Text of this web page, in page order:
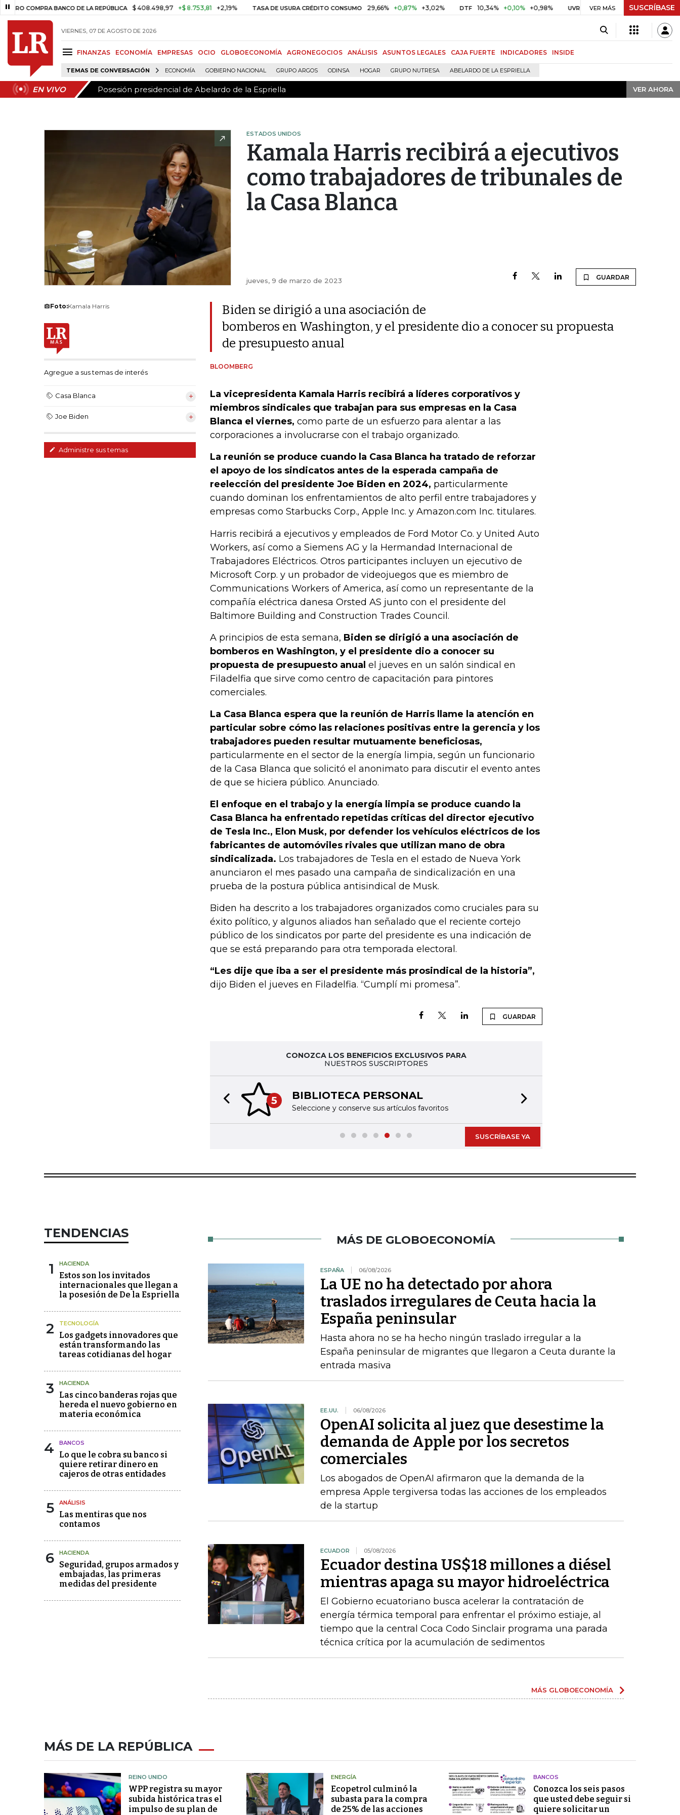
BANCO DE LA REPÚBLICA $ 408.498,97 +$ 8.753,81 +2,19% TASA DE USURA CRÉDITO CONSUMO 29,66% +0,87% +3,02% DTF 10,34% +0,10% +0,98% UVR $ 416,91 +$ 0,05 +0,01% BITCOIN
VER MÁS SUSCRÍBASE
VIERNES, 07 DE AGOSTO DE 2026
FINANZAS ECONOMÍA EMPRESAS OCIO GLOBOECONOMÍA AGRONEGOCIOS ANÁLISIS ASUNTOS LEGALES CAJA FUERTE INDICADORES INSIDE
TEMAS DE CONVERSACIÓN ECONOMÍA GOBIERNO NACIONAL GRUPO ARGOS ODINSA HOGAR GRUPO NUTRESA ABELARDO DE LA ESPRIELLA
EN VIVO Posesión presidencial de Abelardo de la Espriella VER AHORA
EN VIVO Posesión presidencial de Abelardo de la Espriella VER AHORA
ESTADOS UNIDOS
Kamala Harris recibirá a ejecutivos
como trabajadores de tribunales de
la Casa Blanca
jueves, 9 de marzo de 2023 GUARDAR
Foto:Kamala Harris
Agregue a sus temas de interés
Casa Blanca
Joe Biden
Administre sus temas
Biden se dirigió a una asociación de
bomberos en Washington, y el presidente dio a conocer su propuesta
de presupuesto anual
BLOOMBERG
La vicepresidenta Kamala Harris recibirá a líderes corporativos y
miembros sindicales que trabajan para sus empresas en la Casa
Blanca el viernes, como parte de un esfuerzo para alentar a las
corporaciones a involucrarse con el trabajo organizado.
La reunión se produce cuando la Casa Blanca ha tratado de reforzar
el apoyo de los sindicatos antes de la esperada campaña de
reelección del presidente Joe Biden en 2024, particularmente
cuando dominan los enfrentamientos de alto perfil entre trabajadores y
empresas como Starbucks Corp., Apple Inc. y Amazon.com Inc. titulares.
Harris recibirá a ejecutivos y empleados de Ford Motor Co. y United Auto
Workers, así como a Siemens AG y la Hermandad Internacional de
Trabajadores Eléctricos. Otros participantes incluyen un ejecutivo de
Microsoft Corp. y un probador de videojuegos que es miembro de
Communications Workers of America, así como un representante de la
compañía eléctrica danesa Orsted AS junto con el presidente del
Baltimore Building and Construction Trades Council.
A principios de esta semana, Biden se dirigió a una asociación de
bomberos en Washington, y el presidente dio a conocer su
propuesta de presupuesto anual el jueves en un salón sindical en
Filadelfia que sirve como centro de capacitación para pintores
comerciales.
La Casa Blanca espera que la reunión de Harris llame la atención en
particular sobre cómo las relaciones positivas entre la gerencia y los
trabajadores pueden resultar mutuamente beneficiosas,
particularmente en el sector de la energía limpia, según un funcionario
de la Casa Blanca que solicitó el anonimato para discutir el evento antes
de que se hiciera público. Anunciado.
El enfoque en el trabajo y la energía limpia se produce cuando la
Casa Blanca ha enfrentado repetidas críticas del director ejecutivo
de Tesla Inc., Elon Musk, por defender los vehículos eléctricos de los
fabricantes de automóviles rivales que utilizan mano de obra
sindicalizada. Los trabajadores de Tesla en el estado de Nueva York
anunciaron el mes pasado una campaña de sindicalización en una
prueba de la postura pública antisindical de Musk.
Biden ha descrito a los trabajadores organizados como cruciales para su
éxito político, y algunos aliados han señalado que el reciente cortejo
público de los sindicatos por parte del presidente es una indicación de
que se está preparando para otra temporada electoral.
“Les dije que iba a ser el presidente más prosindical de la historia”,
dijo Biden el jueves en Filadelfia. “Cumplí mi promesa”.
GUARDAR
CONOZCA LOS BENEFICIOS EXCLUSIVOS PARA
NUESTROS SUSCRIPTORES
5 BIBLIOTECA PERSONAL
Seleccione y conserve sus artículos favoritos
Previous slide
SUSCRÍBASE YA
TENDENCIAS
1 HACIENDA
Estos son los invitados
internacionales que llegan a
la posesión de De la Espriella
2 TECNOLOGÍA
Los gadgets innovadores que
están transformando las
tareas cotidianas del hogar
3 HACIENDA
Las cinco banderas rojas que
hereda el nuevo gobierno en
materia económica
4 BANCOS
Lo que le cobra su banco si
quiere retirar dinero en
cajeros de otras entidades
5 ANÁLISIS
Las mentiras que nos
contamos
6 HACIENDA
Seguridad, grupos armados y
embajadas, las primeras
medidas del presidente
MÁS DE GLOBOECONOMÍA
ESPAÑA 06/08/2026
La UE no ha detectado por ahora
traslados irregulares de Ceuta hacia la
España peninsular
Hasta ahora no se ha hecho ningún traslado irregular a la
España peninsular de migrantes que llegaron a Ceuta durante la
entrada masiva
EE.UU. 06/08/2026
OpenAI solicita al juez que desestime la
demanda de Apple por los secretos
comerciales
Los abogados de OpenAI afirmaron que la demanda de la
empresa Apple tergiversa todas las acciones de los empleados
de la startup
ECUADOR 05/08/2026
Ecuador destina US$18 millones a diésel
mientras apaga su mayor hidroeléctrica
El Gobierno ecuatoriano busca acelerar la contratación de
energía térmica temporal para enfrentar el próximo estiaje, al
tiempo que la central Coca Codo Sinclair programa una parada
técnica crítica por la acumulación de sedimentos
MÁS GLOBOECONOMÍA
MÁS DE LA REPÚBLICA
REINO UNIDO
WPP registra su mayor
subida histórica tras el
impulso de su plan de
ENERGÍA
Ecopetrol culminó la
subasta para la compra
de 25% de las acciones
BANCOS
Conozca los seis pasos
que usted debe seguir si
quiere solicitar un